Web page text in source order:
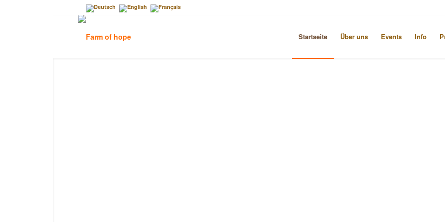
Startseite Über uns Events Info